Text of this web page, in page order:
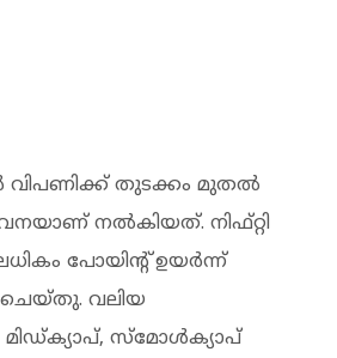
വിപണിക്ക് തുടക്കം മുതൽ
നൽകിയത്. നിഫ്റ്റി
പോയിന്റ് ഉയർന്ന്
ചെയ്തു. വലിയ
മിഡ്ക്യാപ്, സ്മോൾക്യാപ്